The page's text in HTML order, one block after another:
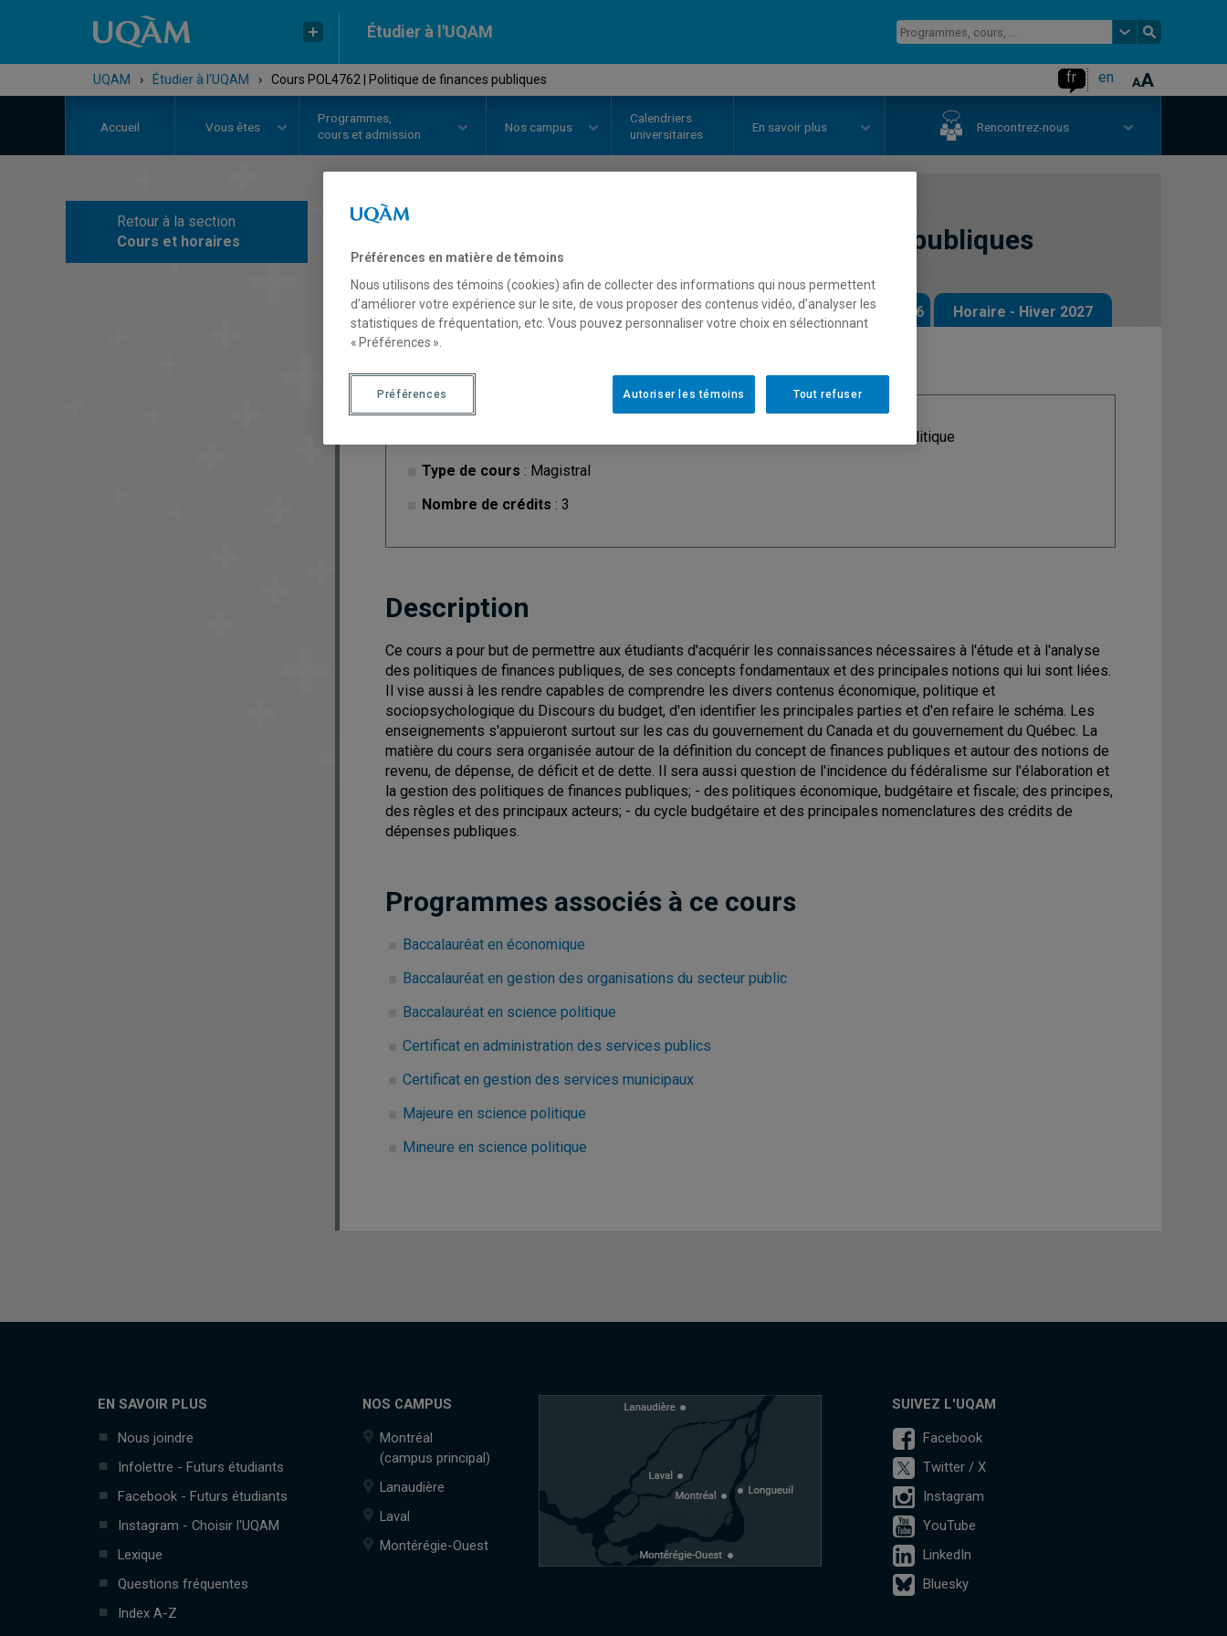
Étudier à l'UQAM
UQAM › Étudier à l'UQAM › Cours POL4762 | Politique de finances publiques fr en
Accueil Vous êtes
Programmes,
cours et admission
Nos campus
Calendriers
universitaires
En savoir plus Rencontrez-nous
Retour à la section
Cours et horaires
Politique de finances publiques
Description Horaire - Été 2026 Horaire - Automne 2026 Horaire - Hiver 2027
Type de cours : Magistral
Nombre de crédits : 3
: Science politique
Description
Ce cours a pour but de permettre aux étudiants d'acquérir les connaissances nécessaires à l'étude et à l'analyse
des politiques de finances publiques, de ses concepts fondamentaux et des principales notions qui lui sont liées.
Il vise aussi à les rendre capables de comprendre les divers contenus économique, politique et
sociopsychologique du Discours du budget, d'en identifier les principales parties et d'en refaire le schéma. Les
enseignements s'appuieront surtout sur les cas du gouvernement du Canada et du gouvernement du Québec. La
matière du cours sera organisée autour de la définition du concept de finances publiques et autour des notions de
revenu, de dépense, de déficit et de dette. Il sera aussi question de l'incidence du fédéralisme sur l'élaboration et
la gestion des politiques de finances publiques; - des politiques économique, budgétaire et fiscale; des principes,
des règles et des principaux acteurs; - du cycle budgétaire et des principales nomenclatures des crédits de
dépenses publiques.
Programmes associés à ce cours
Baccalauréat en économique
Baccalauréat en gestion des organisations du secteur public
Baccalauréat en science politique
Certificat en administration des services publics
Certificat en gestion des services municipaux
Majeure en science politique
Mineure en science politique
EN SAVOIR PLUS
Nous joindre
Infolettre - Futurs étudiants
Facebook - Futurs étudiants
Instagram - Choisir l'UQAM
Lexique
Questions fréquentes
Index A-Z
NOS CAMPUS
Montréal
(campus principal)
Lanaudière
Laval
Montérégie-Ouest
SUIVEZ L'UQAM
Facebook
Twitter / X
Instagram
YouTube
LinkedIn
Bluesky
Préférences en matière de témoins
Nous utilisons des témoins (cookies) afin de collecter des informations qui nous permettent
d’améliorer votre expérience sur le site, de vous proposer des contenus vidéo, d’analyser les
statistiques de fréquentation, etc. Vous pouvez personnaliser votre choix en sélectionnant
« Préférences ».
Tout refuser
Autoriser les témoins
Préférences